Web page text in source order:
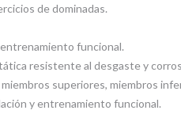
de dominadas.
funcional.
resistente al desgaste y
superiores, miembros
y entrenamiento funcional.